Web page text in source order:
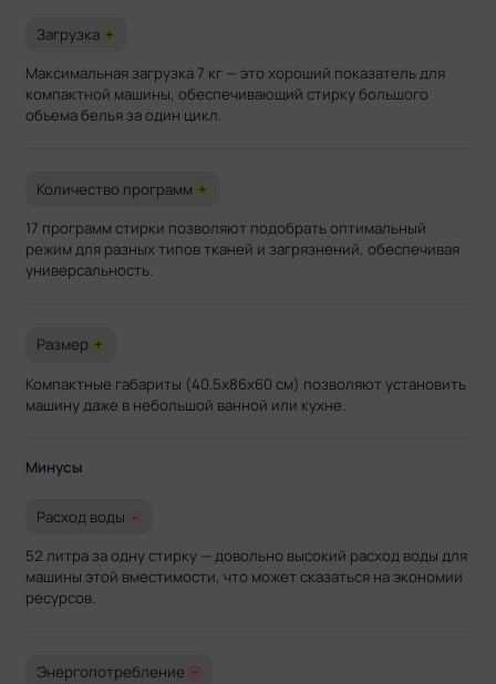
Загрузка +
Максимальная загрузка 7 кг — это хороший показатель для
компактной машины, обеспечивающий стирку большого
объема белья за один цикл.
Количество программ +
17 программ стирки позволяют подобрать оптимальный
режим для разных типов тканей и загрязнений, обеспечивая
универсальность.
Размер +
Компактные габариты (40.5x86x60 см) позволяют установить
машину даже в небольшой ванной или кухне.
Минусы
Расход воды -
52 литра за одну стирку — довольно высокий расход воды для
машины этой вместимости, что может сказаться на экономии
ресурсов.
Энергопотребление -